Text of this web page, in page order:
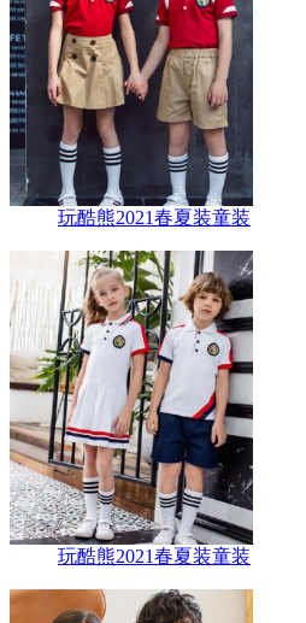
玩酷熊2021春夏装童装
玩酷熊2021春夏装童装